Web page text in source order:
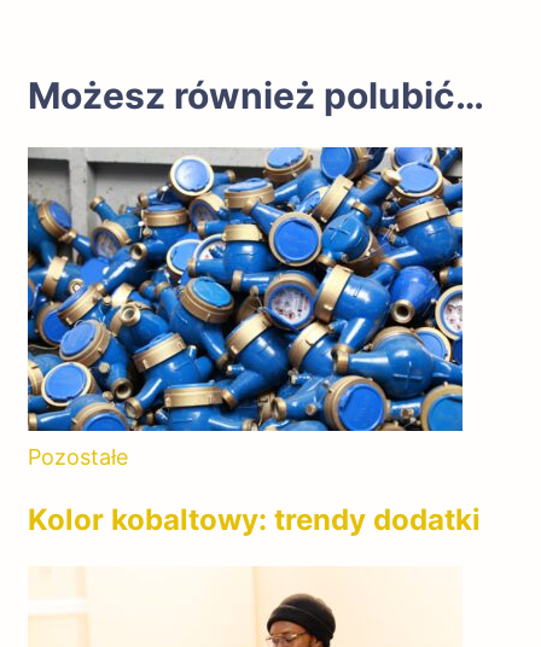
Możesz również polubić…
Pozostałe
Kolor kobaltowy: trendy dodatki